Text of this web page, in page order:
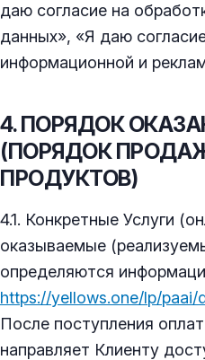
даю согласие на
данных», «Я даю
информационной и
4. ПОРЯДОК
(ПОРЯДОК
ПРОДУКТОВ)
4.1. Конкретные Услуги
оказываемые
определяются
https://yellows.one/lp/paai/
После поступления
направляет Клиенту